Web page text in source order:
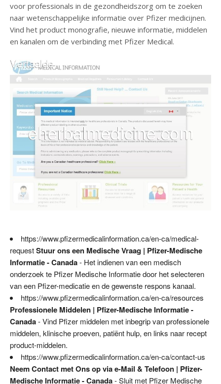
voor professionals in de gezondheidszorg om te zoeken
naar wetenschappelijke informatie over Pfizer medicijnen.
Vind het product monografie, nieuwe informatie, middelen
en kanalen om de verbinding met Pfizer Medical.
https://www.pfizermedicalinformation.ca/en-ca/medical-
requestStuur ons een Medische Vraag | Pfizer-Medische
Informatie - Canada- Het indienen van een medisch
onderzoek te Pfizer Medische Informatie door het selecteren
van een Pfizer-medicatie en de gewenste respons kanaal.
https://www.pfizermedicalinformation.ca/en-ca/resources
Professionele Middelen | Pfizer-Medische Informatie -
Canada- Vind Pfizer middelen met inbegrip van professionele
middelen, klinische proeven, patiënt hulp, en links naar recept
product-middelen.
https://www.pfizermedicalinformation.ca/en-ca/contact-us
Neem Contact met Ons op via e-Mail & Telefoon | Pfizer-
Medische Informatie - Canada- Sluit met Pfizer Medische